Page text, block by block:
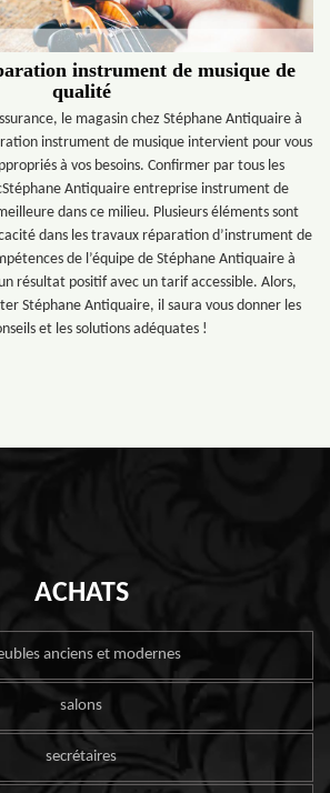
instrument de musique de
qualité
le magasin chez Stéphane Antiquaire à
instrument de musique intervient pour vous
à vos besoins. Confirmer par tous les
Antiquaire entreprise instrument de
dans ce milieu. Plusieurs éléments sont
dans les travaux réparation d’instrument de
de l’équipe de Stéphane Antiquaire à
résultat positif avec un tarif accessible. Alors,
Stéphane Antiquaire, il saura vous donner les
et les solutions adéquates !
ACHATS
anciens et modernes
salons
secrétaires